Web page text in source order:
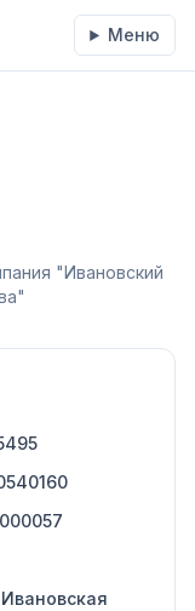
Меню
"Ивановский
Ивановская